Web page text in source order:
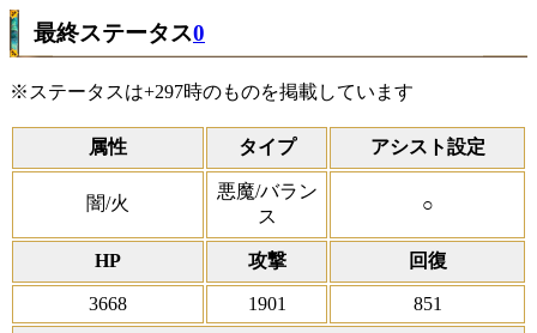
最終ステータス0
※ステータスは+297時のものを掲載しています
属性 タイプ アシスト設定
闇/火
悪魔/バラン
ス
○
HP 攻撃 回復
3668 1901 851